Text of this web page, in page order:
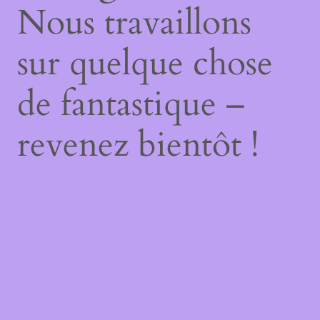
Nous travaillons
sur quelque chose
de fantastique –
revenez bientôt !